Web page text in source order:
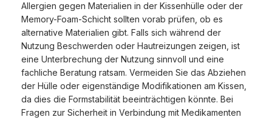
Allergien gegen Materialien in der Kissenhülle oder der
Memory-Foam-Schicht sollten vorab prüfen, ob es
alternative Materialien gibt. Falls sich während der
Nutzung Beschwerden oder Hautreizungen zeigen, ist
eine Unterbrechung der Nutzung sinnvoll und eine
fachliche Beratung ratsam. Vermeiden Sie das Abziehen
der Hülle oder eigenständige Modifikationen am Kissen,
da dies die Formstabilität beeinträchtigen könnte. Bei
Fragen zur Sicherheit in Verbindung mit Medikamenten